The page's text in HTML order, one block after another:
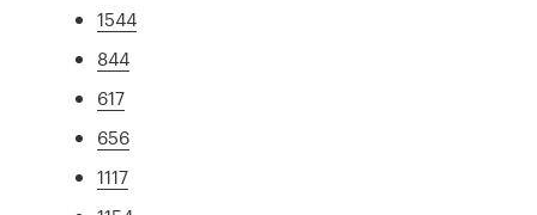
1544
844
617
656
1117